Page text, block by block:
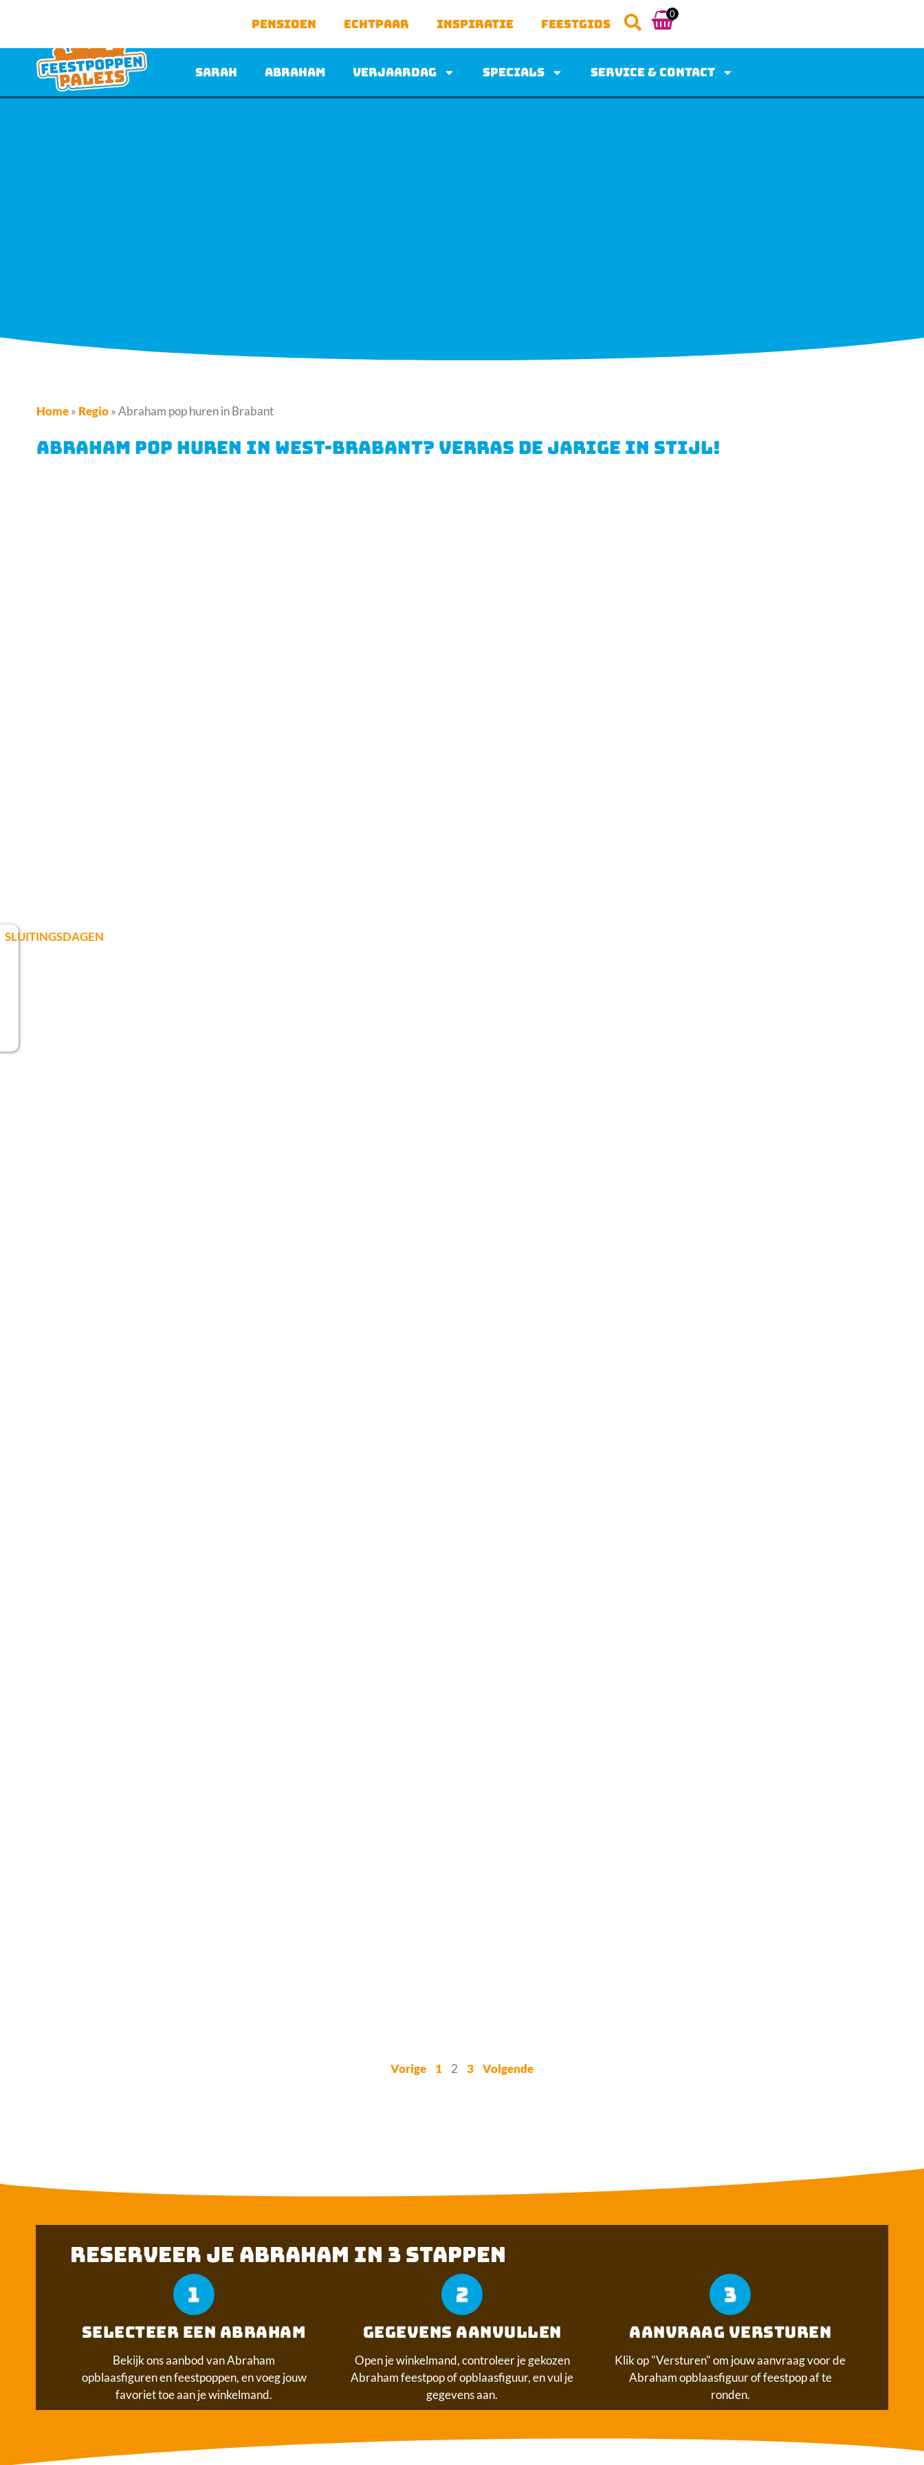
Sarah Abraham Verjaardag Specials Service & Contact
Pensioen Echtpaar Inspiratie Feestgids
0
SLUITINGSDAGEN
Home» Regio»Abraham pop huren in Brabant
ABRAHAM POP HUREN IN WEST-BRABANT? VERRAS DE JARIGE IN STIJL!
Vorige 1 2 3 Volgende
RESERVEER JE ABRAHAM IN 3 STAPPEN
SELECTEER EEN ABRAHAM
Bekijk ons aanbod van Abraham
opblaasfiguren en feestpoppen, en voeg jouw
favoriet toe aan je winkelmand.
GEGEVENS AANVULLEN​
Open je winkelmand, controleer je gekozen
Abraham feestpop of opblaasfiguur, en vul je
gegevens aan.
AANVRAAG VERSTUREN​
Klik op "Versturen" om jouw aanvraag voor de
Abraham opblaasfiguur of feestpop af te
ronden.